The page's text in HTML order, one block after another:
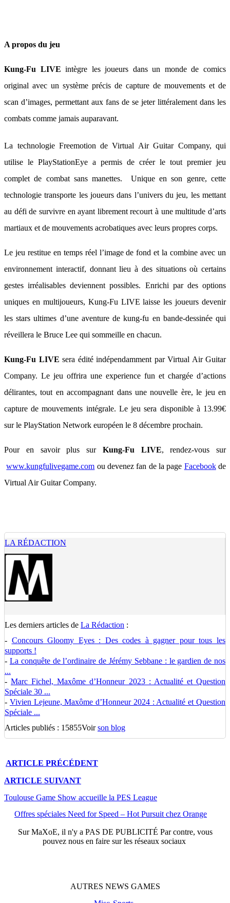
A propos du jeu
Kung-Fu LIVE intègre les joueurs dans un monde de comics
original avec un système précis de capture de mouvements et de
scan d’images, permettant aux fans de se jeter littéralement dans les
combats comme jamais auparavant.
La technologie Freemotion de Virtual Air Guitar Company, qui
utilise le PlayStationEye a permis de créer le tout premier jeu
complet de combat sans manettes. Unique en son genre, cette
technologie transporte les joueurs dans l’univers du jeu, les mettant
au défi de survivre en ayant librement recourt à une multitude d’arts
martiaux et de mouvements acrobatiques avec leurs propres corps.
Le jeu restitue en temps réel l’image de fond et la combine avec un
environnement interactif, donnant lieu à des situations où certains
gestes irréalisables deviennent possibles. Enrichi par des options
uniques en multijoueurs, Kung-Fu LIVE laisse les joueurs devenir
les stars ultimes d’une aventure de kung-fu en bande-dessinée qui
réveillera le Bruce Lee qui sommeille en chacun.
Kung-Fu LIVE sera édité indépendamment par Virtual Air Guitar
Company. Le jeu offrira une experience fun et chargée d’actions
délirantes, tout en accompagnant dans une nouvelle ère, le jeu en
capture de mouvements intégrale. Le jeu sera disponible à 13.99€
sur le PlayStation Network européen le 8 décembre prochain.
Pour en savoir plus sur Kung-Fu LIVE, rendez-vous sur
www.kungfulivegame.com ou devenez fan de la page Facebookde
Virtual Air Guitar Company.
LA RÉDACTION
Les derniers articles de La Rédaction :
- Concours Gloomy Eyes : Des codes à gagner pour tous les
supports !
- La conquête de l’ordinaire de Jérémy Sebbane : le gardien de nos
...
-Marc Fichel, Maxôme d’Honneur 2023 : Actualité et Question
Spéciale 30 ...
- Vivien Lejeune, Maxôme d’Honneur 2024 : Actualité et Question
Spéciale ...
Articles publiés : 15855Voirson blog
ARTICLE PRÉCÉDENT
ARTICLE SUIVANT
Toulouse Game Show accueille la PES League
Offres spéciales Need for Speed – Hot Pursuit chez Orange
SurMaXoE, il n'y a PAS DE PUBLICITÉ Par contre, vous
pouvez nous en faire sur les réseaux sociaux
AUTRES NEWS GAMES